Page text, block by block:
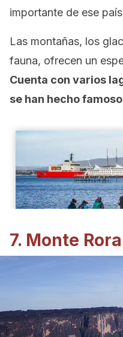
importante de ese
Las montañas, los
fauna, ofrecen un
Cuenta con varios
se han hecho
7. Monte